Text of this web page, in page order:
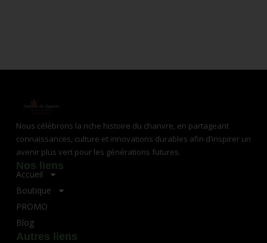
Nous célébrons la riche histoire du chanvre, en partageant
connaissances, culture et innovations durables afin d’inspirer un
avenir plus vert pour les générations futures.
Nos liens
Accueil
Boutique
PROMO
Blog
Autres liens